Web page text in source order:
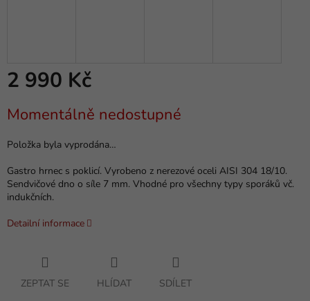
2 990 Kč
cena:
Momentálně nedostupné
Položka byla vyprodána…
Gastro hrnec s poklicí. Vyrobeno z nerezové oceli AISI 304 18/10.
Sendvičové dno o síle 7 mm. Vhodné pro všechny typy sporáků vč.
indukčních.
Detailní informace
ZEPTAT SE HLÍDAT SDÍLET